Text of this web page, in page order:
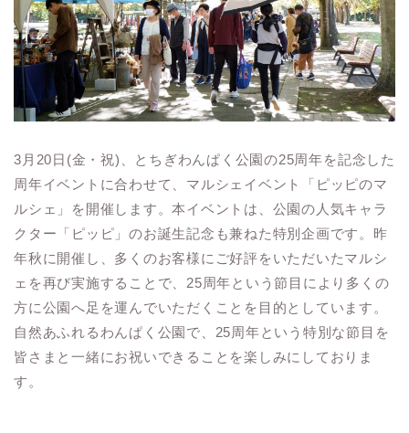
3月20日(金・祝)、とちぎわんぱく公園の25周年を記念した
周年イベントに合わせて、マルシェイベント「ピッピのマ
ルシェ」を開催します。本イベントは、公園の人気キャラ
クター「ピッピ」のお誕生記念も兼ねた特別企画です。昨
年秋に開催し、多くのお客様にご好評をいただいたマルシ
ェを再び実施することで、25周年という節目により多くの
方に公園へ足を運んでいただくことを目的としています。
自然あふれるわんぱく公園で、25周年という特別な節目を
皆さまと一緒にお祝いできることを楽しみにしておりま
す。